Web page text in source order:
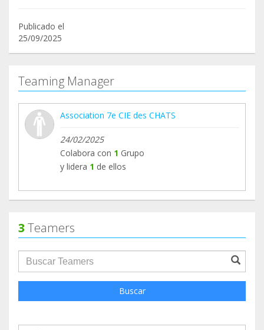
Publicado el
25/09/2025
Teaming Manager
Association 7e CIE des CHATS
24/02/2025
Colabora con 1 Grupo
y lidera 1 de ellos
3 Teamers
groupProfile.searchForm.search.text???
Buscar